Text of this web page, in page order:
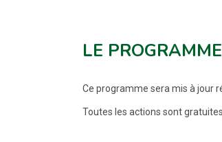
LE
Ce programme sera mis à jour
Toutes les actions sont